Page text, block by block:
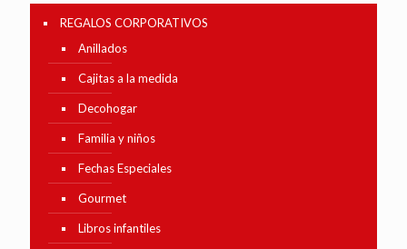
REGALOS CORPORATIVOS
Anillados
Cajitas a la medida
Decohogar
Familia y niños
Fechas Especiales
Gourmet
Libros infantiles